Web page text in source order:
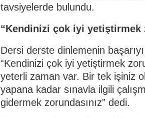
tavsiyelerde bulundu.
“Kendinizi çok iyi yetiştirmek
Dersi derste dinlemenin
“Kendinizi çok iyi yetiştirmek
yeterli zaman var. Bir tek işiniz
yapana kadar sınavla ilgili
gidermek zorundasınız” dedi.